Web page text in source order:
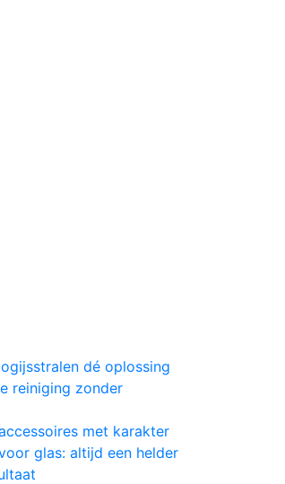
dé oplossing
reiniging zonder
met karakter
glas: altijd een helder